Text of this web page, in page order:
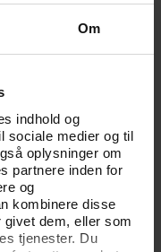
Om
indhold og
sociale medier og til
oplysninger om
partnere inden for
og
kombinere disse
givet dem, eller som
tjenester. Du